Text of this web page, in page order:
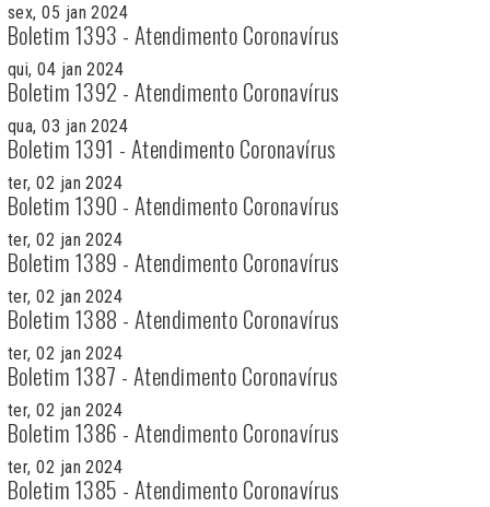
sex, 05 jan 2024
Boletim 1393 - Atendimento Coronavírus
qui, 04 jan 2024
Boletim 1392 - Atendimento Coronavírus
qua, 03 jan 2024
Boletim 1391 - Atendimento Coronavírus
ter, 02 jan 2024
Boletim 1390 - Atendimento Coronavírus
ter, 02 jan 2024
Boletim 1389 - Atendimento Coronavírus
ter, 02 jan 2024
Boletim 1388 - Atendimento Coronavírus
ter, 02 jan 2024
Boletim 1387 - Atendimento Coronavírus
ter, 02 jan 2024
Boletim 1386 - Atendimento Coronavírus
ter, 02 jan 2024
Boletim 1385 - Atendimento Coronavírus